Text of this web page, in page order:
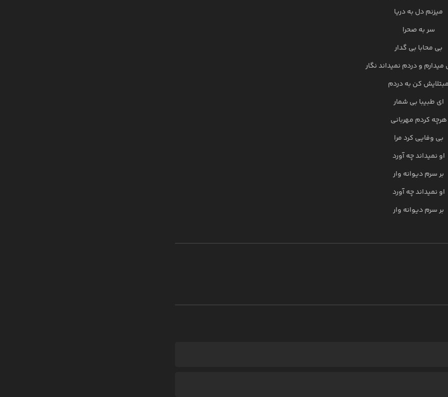
میزنم دل به دریا
سر به صحرا
بی محابا بی گدار
و دردم نمیداند نگار
مبتلایش کن به دردم
ای طبیبا بی شمار
هرچه کردم مهربانی
بی وفایی کرد مرا
او نمیداند چه آورد
بر سرم دیوانه وار
او نمیداند چه آورد
بر سرم دیوانه وار